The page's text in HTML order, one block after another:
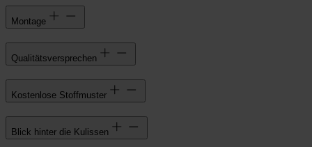
Montage
Qualitätsversprechen
Kostenlose Stoffmuster
Blick hinter die Kulissen